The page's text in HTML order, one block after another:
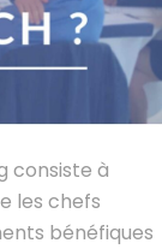
consiste à
les chefs
bénéfiques